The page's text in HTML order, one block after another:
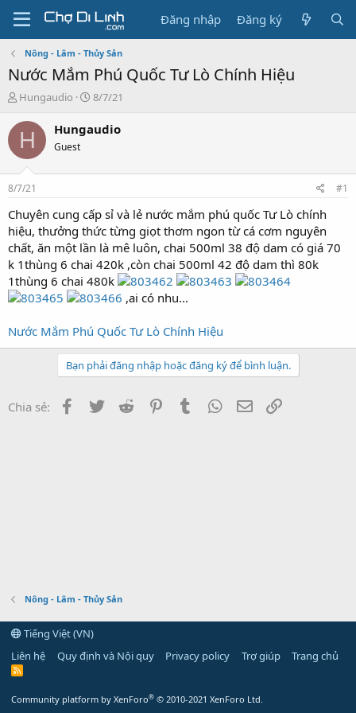
Đăng nhập Đăng ký
Nông - Lâm - Thủy Sản
Nước Mắm Phú Quốc Tư Lò Chính Hiệu
T
r
e
a
s
t
a
r
t
e
r
Hungaudio
N
à
8/7/21
H Hungaudio
Guest
8/7/21 #1
Chuyên cung cấp sỉ và lẻ nước mắm phú quốc Tư Lò chính
hiệu, thưởng thức từng giọt thơm ngon từ cá cơm nguyên
chất, ăn một lần là mê luôn, chai 500ml 38 độ dam có giá 70
k 1thùng 6 chai 420k ,còn chai 500ml 42 độ dam thì 80k
1thùng 6 chai 480k
,ai có nhu...
Nước Mắm Phú Quốc Tư Lò Chính Hiệu
Bạn phải đăng nhập hoặc đăng ký để bình luận.
Chia sẻ: Facebook
Twitter Reddit PinterestTumblr WhatsApp
Email
Nông - Lâm - Thủy Sản
Tiếng Việt (VN)
Liên hệ
Quy định và Nội quy Privacy policy Trợ giúp Trang chủ
R
Community platform by XenForo® © 2010-2021 XenForo Ltd.